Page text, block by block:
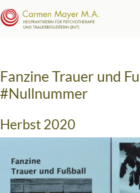
Fanzine Trauer und
#Nullnummer
Herbst 2020